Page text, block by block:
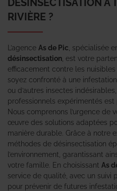
RIVIÈRE ?
L’agence As de Pic , spécialisée
désinsectisation , est votre
efficacement contre les
soyez confronté à une
ou d’autres insectes
professionnels expérimentés
Nous comprenons l’urgence de
œuvre des solutions adaptées
manière durable. Grâce à notre
méthodes de désinsectisation
l’environnement, garantissant
votre famille. En choisissant As
service de qualité, avec un suivi
pour prévenir de futures